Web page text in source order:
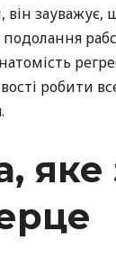
зауважує,
робити
яке